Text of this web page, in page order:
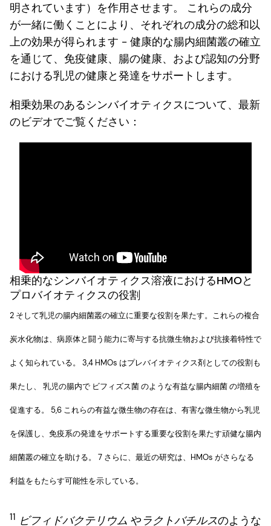
明されています）を作用させます。 これらの成分
が一緒に働くことにより、それぞれの成分の総和以
上の効果が得られます - 健康的な腸内細菌叢の確立
を通じて、免疫健康、腸の健康、および認知の分野
における乳児の健康と発達をサポートします。
相乗効果のあるシンバイオティクスについて、最新
のビデオでご覧ください：
相乗的なシンバイオティクス溶液におけるHMOと
プロバイオティクスの役割
2 そして乳児の腸内細菌叢の確立に重要な役割を果たす。これらの複合
炭水化物は、病原体と闘う能力に寄与する抗微生物および抗接着特性で
よく知られている。 3,4 HMOs はプレバイオティクス剤としての役割も
果たし、 乳児の腸内で ビフィズス菌 のような有益な腸内細菌 の増殖を
促進する。 5,6 これらの有益な微生物の存在は、有害な微生物から乳児
を保護し、免疫系の発達をサポートする重要な役割を果たす頑健な腸内
細菌叢の確立を助ける。 7 さらに、最近の研究は、HMOs がさらなる
利益をもたらす可能性を示している。
11 ビフィドバクテリウム やラクトバチルスのような